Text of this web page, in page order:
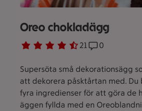
Oreo chokladägg
Betyg 4.7 av 5. 21
21 personer har röstatReceptet har
0
Supersöta små dekorationsägg
att dekorera påsktårtan med. Du
fyra ingredienser för att göra de
äggen fyllda med en